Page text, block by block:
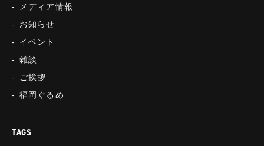
メディア情報
お知らせ
イベント
雑談
ご挨拶
福岡ぐるめ
TAGS